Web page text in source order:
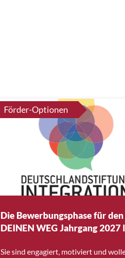
Förder-Optionen
Die Bewerbungsphase für den
DEINEN WEG Jahrgang
Sie sind engagiert, motiviert und